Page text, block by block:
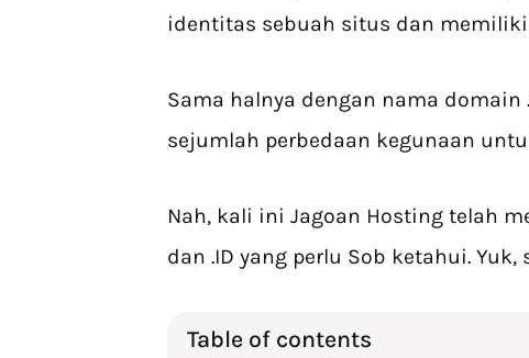
identitas sebuah situs dan
Sama halnya dengan nama domain
sejumlah perbedaan kegunaan
Nah, kali ini Jagoan Hosting telah
dan .ID yang perlu Sob ketahui.
Table of contents